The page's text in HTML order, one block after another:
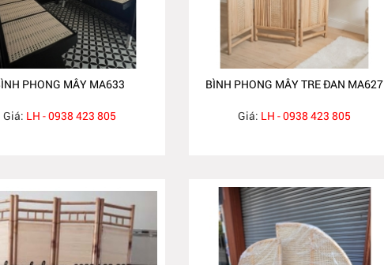
PHONG MÂY MA633
Giá: LH - 0938 423 805
BÌNH PHONG MÂY TRE ĐAN MA627
Giá: LH - 0938 423 805